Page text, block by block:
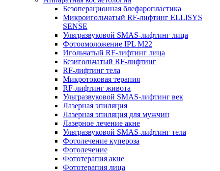
Безоперационная блефаропластика
Микроигольчатый RF-лифтинг ELLISYS
SENSE
Ультразвуковой SMAS-лифтинг лица
Фотоомоложение IPL M22
Игольчатый RF-лифтинг лица
Безигольчатый RF-лифтинг
RF-лифтинг тела
Микротоковая терапия
RF-лифтинг живота
Ультразвуковой SMAS-лифтинг век
Лазерная эпиляция
Лазерная эпиляция для мужчин
Лазерное лечение акне
Ультразвуковой SMAS-лифтинг тела
Фотолечение купероза
Фотолечение
Фототерапия акне
Фототерапия лица